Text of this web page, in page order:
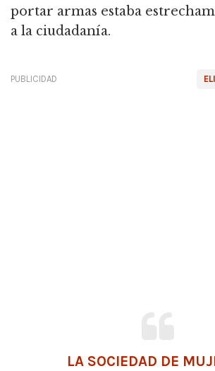
portar armas estaba
a la ciudadanía.
PUBLICIDAD
LA SOCIEDAD DE